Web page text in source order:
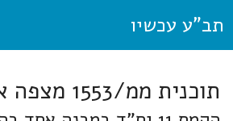
תב"ע עכשיו
תוכנית ממ/1553 מצפה אפק